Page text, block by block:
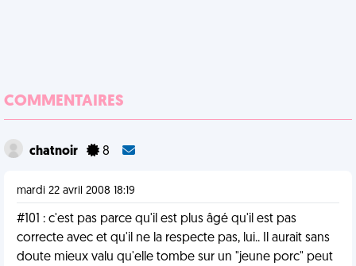
COMMENTAIRES
chatnoir 8
mardi 22 avril 2008 18:19
#101 : c'est pas parce qu'il est plus âgé qu'il est pas
correcte avec et qu'il ne la respecte pas, lui.. Il aurait sans
doute mieux valu qu'elle tombe sur un "jeune porc" peut